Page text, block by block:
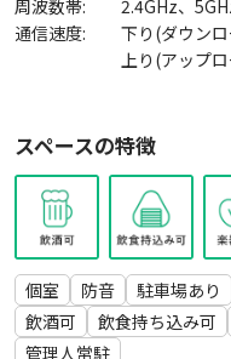
周波数帯:
2.4GHz、
通信速度:
下り(ダウン
上り(アップ
スペースの特徴
個室 防音 駐車場あり
飲酒可
飲食持ち込み可
管理人常駐